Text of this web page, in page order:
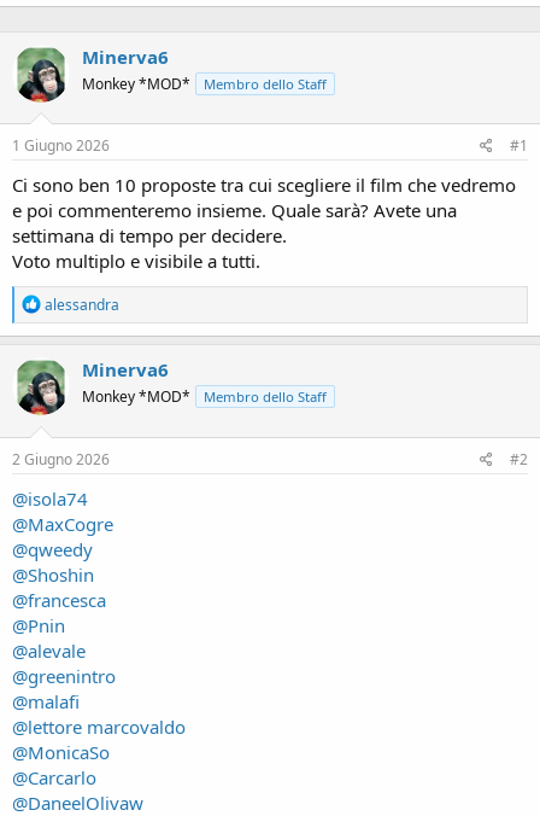
Minerva6
Monkey *MOD* Membro dello Staff
1 Giugno 2026 #1
Ci sono ben 10 proposte tra cui scegliere il film che vedremo
e poi commenteremo insieme. Quale sarà? Avete una
settimana di tempo per decidere.
Voto multiplo e visibile a tutti.
R
e
a
c
t
i
o
n
s
alessandra
Minerva6
Monkey *MOD* Membro dello Staff
2 Giugno 2026 #2
@isola74
@MaxCogre
@qweedy
@Shoshin
@francesca
@Pnin
@alevale
@greenintro
@malafi
@lettore marcovaldo
@MonicaSo
@Carcarlo
@DaneelOlivaw